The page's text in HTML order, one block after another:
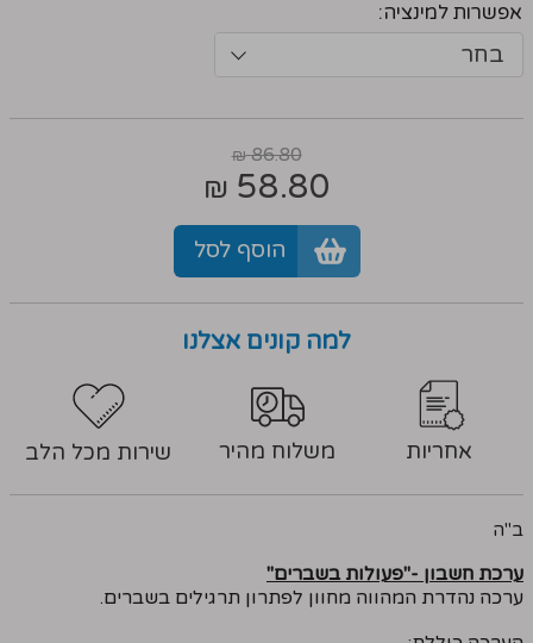
אפשרות למינציה:
בחר
86.80
₪
58.80
₪
הוסף לסל
למה קונים אצלנו
אחריות משלוח מהיר שירות מכל הלב
ב"ה
ערכת חשבון -"פעולות בשברים"
ערכה נהדרת המהווה מחוון לפתרון תרגילים בשברים.